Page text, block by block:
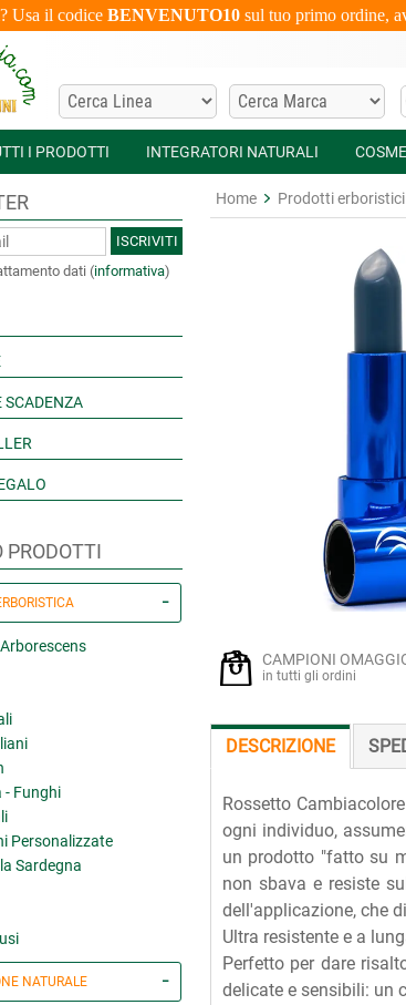
Usa il codice BENVENUTO10sul tuo primo ordine,
I PRODOTTI INTEGRATORI NATURALI
ISCRIVITI
dati (informativa)
SCADENZA
PRODOTTI
- Funghi
Personalizzate
Sardegna
NATURALE
Home Prodotti erboristici
CAMPIONI
in tutti gli ordini
DESCRIZIONE
Rossetto
ogni individuo,
un prodotto "fatto su
non sbava e resiste
dell'applicazione, che
Ultra resistente e a
Perfetto per dare
delicate e sensibili: un